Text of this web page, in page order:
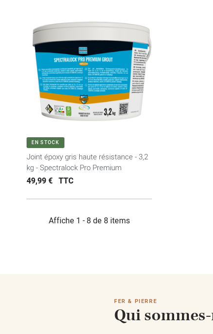
VOIR LE PRODUIT
EN STOCK
Joint époxy gris haute résistance - 3,2
kg - Spectralock Pro Premium
Prix
49,99 € TTC
Affiche 1 - 8 de 8 items
FER & PIERRE
Qui